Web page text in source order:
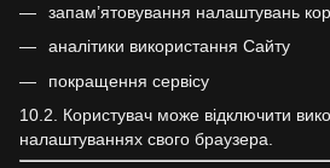
запам’ятовування налаштувань
аналітики використання Сайту
покращення сервісу
10.2. Користувач може відключити
налаштуваннях свого браузера.